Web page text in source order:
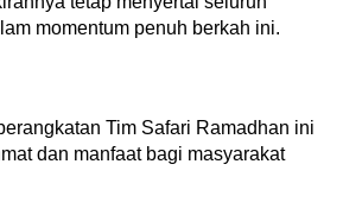
momentum penuh berkah ini.
Tim Safari Ramadhan ini
dan manfaat bagi masyarakat